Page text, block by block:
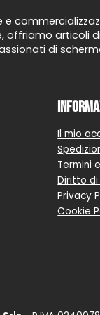
e
articoli
di
Il mio
Termini
Diritto
Privacy
Cookie